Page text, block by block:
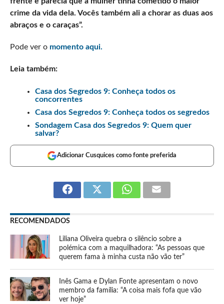
crime da vida dela. Vocês também ali a chorar as duas aos
abraços e o caraças”.
Pode ver o momento aqui.
Leia também:
Casa dos Segredos 9: Conheça todos os
concorrentes
Casa dos Segredos 9: Conheça todos os segredos
Sondagem Casa dos Segredos 9: Quem quer
salvar?
Adicionar Cusquices como fonte preferida
RECOMENDADOS
Liliana Oliveira quebra o silêncio sobre a
polémica com a maquilhadora: “As pessoas que
querem fama à minha custa não vão ter”
Inês Gama e Dylan Fonte apresentam o novo
membro da família: “A coisa mais fofa que vão
ver hoje”